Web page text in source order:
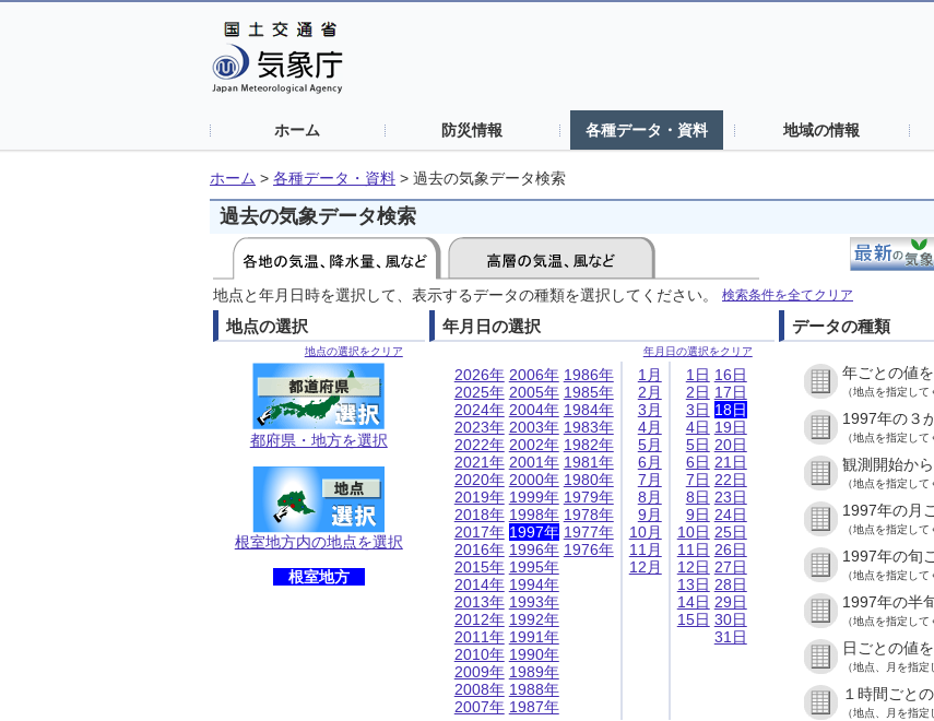
ホーム 防災情報 各種データ・資料 地域の情報
ホーム > 各種データ・資料 > 過去の気象データ検索
過去の気象データ検索
地点と年月日時を選択して、表示するデータの種類を選択してください。 検索条件を全てクリア
地点の選択
地点の選択をクリア
都府県・地方を選択
根室地方内の地点を選択
根室地方
年月日の選択
年月日の選択をクリア
2026年
2025年
2024年
2023年
2022年
2021年
2020年
2019年
2018年
2017年
2016年
2015年
2014年
2013年
2012年
2011年
2010年
2009年
2008年
2007年
2006年
2005年
2004年
2003年
2002年
2001年
2000年
1999年
1998年
1997年
1996年
1995年
1994年
1993年
1992年
1991年
1990年
1989年
1988年
1987年
1986年
1985年
1984年
1983年
1982年
1981年
1980年
1979年
1978年
1977年
1976年
1月
2月
3月
4月
5月
6月
7月
8月
9月
10月
11月
12月
1日
2日
3日
4日
5日
6日
7日
8日
9日
10日
11日
12日
13日
14日
15日
16日
17日
18日
19日
20日
21日
22日
23日
24日
25日
26日
27日
28日
29日
30日
31日
データの種類
年ごとの値
（地点を指定して
1997年の３
（地点を指定して
観測開始か
（地点を指定して
1997年の月
（地点を指定して
1997年の旬
（地点を指定して
1997年の半
（地点を指定して
日ごとの値
（地点、月を指定
１時間ごと
（地点、月を指定